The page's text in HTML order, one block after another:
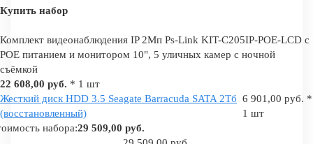
Купить набор
Комплект видеонаблюдения IP 2Мп Ps-Link KIT-C205IP-POE-LCD с
POE питанием и монитором 10", 5 уличных камер с ночной
съёмкой
22 608,00 руб. * 1 шт
Жесткий диск HDD 3.5 Seagate Barracuda SATA 2Tб
(восстановленный)
6 901,00 руб. *
1 шт
набора:29 509,00 руб.